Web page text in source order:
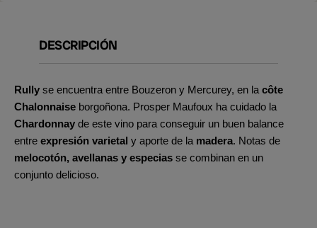
DESCRIPCIÓN
Rully se encuentra entre Bouzeron y Mercurey, en la côte
Chalonnaise borgoñona. Prosper Maufoux ha cuidado la
Chardonnay de este vino para conseguir un buen balance
entre expresión varietal y aporte de la madera. Notas de
melocotón, avellanas y especias se combinan en un
conjunto delicioso.